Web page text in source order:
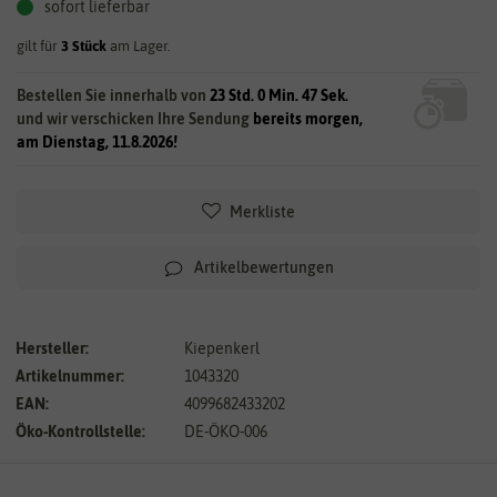
sofort lieferbar
gilt für 3 Stück am Lager.
Bestellen Sie innerhalb von 23 Std. 0 Min. 46 Sek.
und wir verschicken Ihre Sendung bereits morgen,
am Dienstag, 11.8.2026!
Merkliste
Artikelbewertungen
Hersteller:
Kiepenkerl
Artikelnummer:
1043320
EAN:
4099682433202
Öko-Kontrollstelle:
DE-ÖKO-006